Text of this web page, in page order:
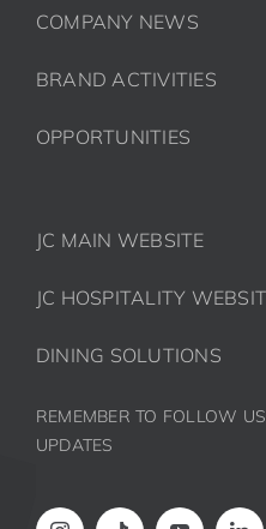
COMPANY NEWS
BRAND ACTIVITIES
OPPORTUNITIES
JC MAIN WEBSITE
JC HOSPITALITY
DINING SOLUTIONS
REMEMBER TO FOLLOW
UPDATES